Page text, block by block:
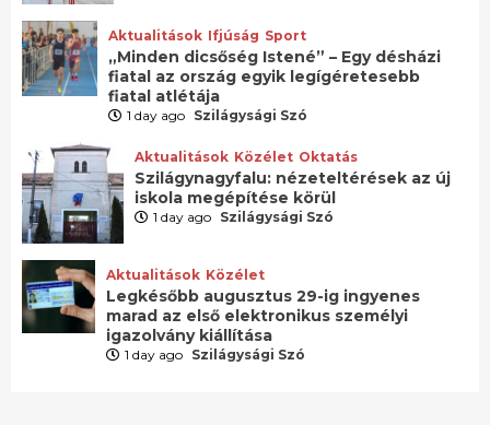
Aktualitások Ifjúság Sport
„Minden dicsőség Istené” – Egy désházi
fiatal az ország egyik legígéretesebb
fiatal atlétája
1 day ago Szilágysági Szó
Aktualitások Közélet Oktatás
Szilágynagyfalu: nézeteltérések az új
iskola megépítése körül
1 day ago Szilágysági Szó
Aktualitások Közélet
Legkésőbb augusztus 29-ig ingyenes
marad az első elektronikus személyi
igazolvány kiállítása
1 day ago Szilágysági Szó